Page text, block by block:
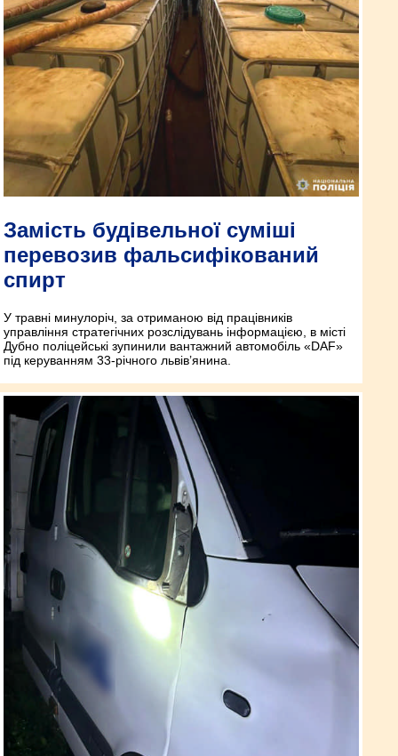
Замість будівельної суміші
перевозив фальсифікований
спирт
У травні минулоріч, за отриманою від працівників
управління стратегічних розслідувань інформацією, в місті
Дубно поліцейські зупинили вантажний автомобіль «DAF»
під керуванням 33-річного львів’янина.